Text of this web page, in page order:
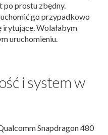
po prostu zbędny.
go przypadkowo
irytujące. Wolałabym
uruchomieniu.
i system w
Snapdragon 480